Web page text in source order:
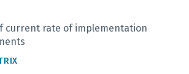
current rate of implementation